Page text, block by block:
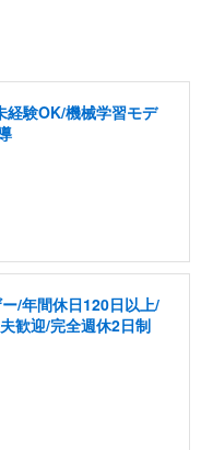
経験OK/機械学習モデ
/年間休日120日以上/
歓迎/完全週休2日制